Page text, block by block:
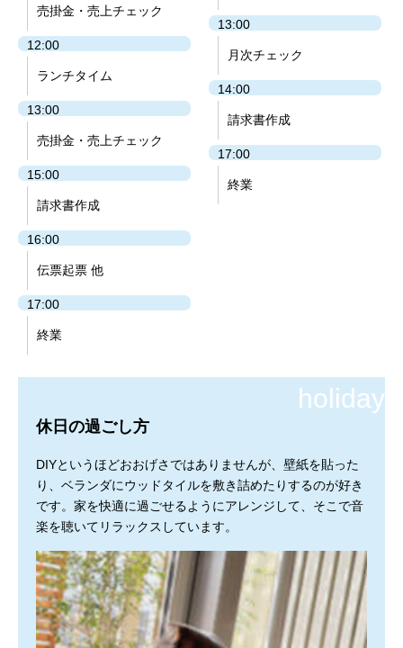
売掛金・売上チェック
12:00
ランチタイム
13:00
売掛金・売上チェック
15:00
請求書作成
16:00
伝票起票 他
17:00
終業
13:00
月次チェック
14:00
請求書作成
17:00
終業
休日の過ごし方
DIYというほどおおげさではありませんが、壁紙を貼った
り、ベランダにウッドタイルを敷き詰めたりするのが好き
です。家を快適に過ごせるようにアレンジして、そこで音
楽を聴いてリラックスしています。